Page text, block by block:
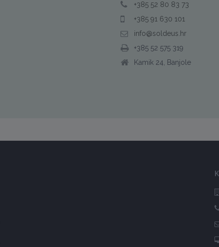
+385 52 80 83 73
+385 91 630 101
info@soldeus.hr
+385 52 575 319
Kamik 24, Banjole